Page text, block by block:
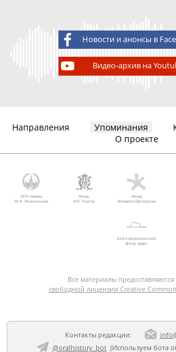
Новости и анонсы в
Видео-архив на
Направления Упоминания
О проекте
МГУ имени
М.В. Ломоносова
Фонд
AVC Charity
Фонд
Михаила Прохорова
Благотворительный
фонд «Дар»
Все материалы
свободной лицензии Creative
Контакты редакции:
@oralhistory_bot(Используем бота